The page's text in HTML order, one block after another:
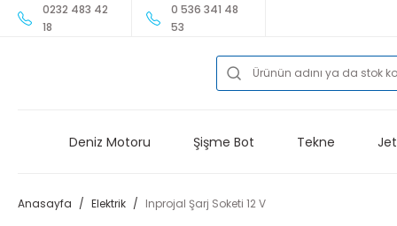
0232 483 42
18
0 536 341 48
53
Deniz Motoru Şişme Bot Tekne
Anasayfa Elektrik Inprojal Şarj Soketi 12 V